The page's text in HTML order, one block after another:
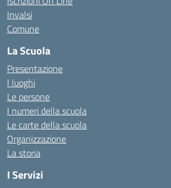
Invalsi
Comune
La Scuola
Presentazione
I luoghi
Le persone
I numeri della scuola
Le carte della scuola
Organizzazione
La storia
I Servizi